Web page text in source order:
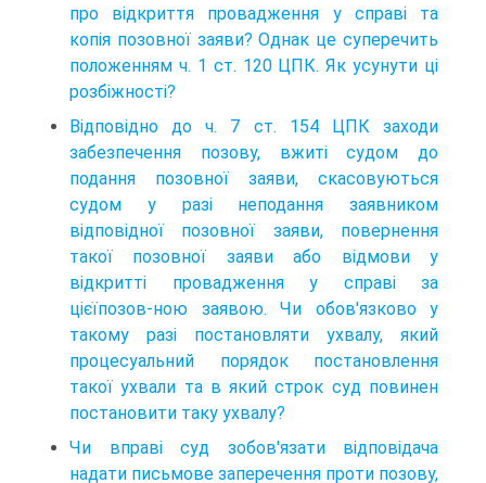
про відкриття провадження у справі та
копія позовної заяви? Однак це суперечить
положенням ч. 1 ст. 120 ЦПК. Як усунути ці
розбіжності?
Відповідно до ч. 7 ст. 154 ЦПК заходи
забезпечення позову, вжиті судом до
подання позовної заяви, скасовуються
судом у разі неподання заявником
відповідної позовної заяви, повернення
такої позовної заяви або відмови у
відкритті провадження у справі за
цієїпозов-ною заявою. Чи обов'язково у
такому разі постановляти ухвалу, який
процесуальний порядок постановлення
такої ухвали та в який строк суд повинен
постановити таку ухвалу?
Чи вправі суд зобов'язати відповідача
надати письмове заперечення проти позову,